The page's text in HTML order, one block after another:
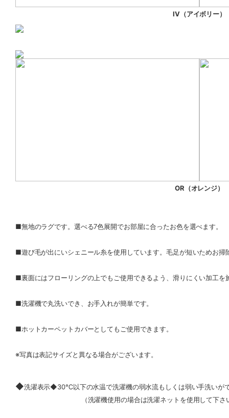
IV（アイボリー）
OR（オレンジ）
■無地のラグです。選べる7色展開でお部屋に合ったお色を選べます。
■遊び毛が出にいシェニール糸を使用しています。毛足が短いためお掃
■裏面にはフローリングの上でもご使用できるよう、滑りにくい加工を
■洗濯機で丸洗いでき、お手入れが簡単です。
■ホットカーペットカバーとしてもご使用できます。
※写真は表記サイズと異なる場合がございます。
◆洗濯表示◆30℃以下の水温で洗濯機の弱水流もしくは弱い手洗いが
（洗濯機使用の場合は洗濯ネットを使用して下さ